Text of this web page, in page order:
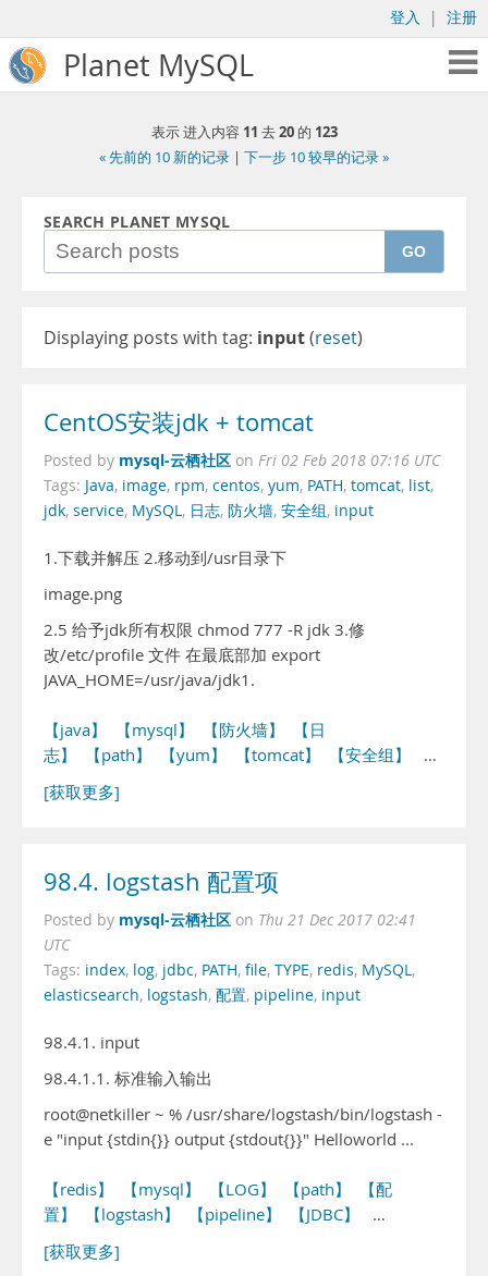
登入 | 注册
Planet MySQL
表示 进入内容 11 去20的 123
« 先前的 10 新的记录 | 下一步 10 较早的记录 »
SEARCH PLANET MYSQL
GO
Displaying posts with tag: input(reset)
CentOS安装jdk + tomcat
Posted by mysql-云栖社区 on Fri 02 Feb 2018 07:16 UTC
Tags: Java, image, rpm, centos, yum, PATH, tomcat, list,
jdk, service, MySQL, 日志, 防火墙, 安全组, input
1.下载并解压 2.移动到/usr目录下
image.png
2.5 给予jdk所有权限 chmod 777 -R jdk 3.修
改/etc/profile 文件 在最底部加 export
JAVA_HOME=/usr/java/jdk1.
【java】 【mysql】 【防火墙】
【日
志】
【path】 【yum】 【tomcat】 【安全组】
…
[获取更多]
98.4. logstash 配置项
Posted by mysql-云栖社区 on Thu 21 Dec 2017 02:41
UTC
Tags: index, log, jdbc, PATH, file, TYPE, redis, MySQL,
elasticsearch, logstash, 配置, pipeline, input
98.4.1. input
98.4.1.1. 标准输入输出
root@netkiller ~ % /usr/share/logstash/bin/logstash -
e "input {stdin{}} output {stdout{}}" Helloworld ...
【redis】 【mysql】 【LOG】 【path】
【配
置】
【logstash】 【pipeline】 【JDBC】
…
[获取更多]